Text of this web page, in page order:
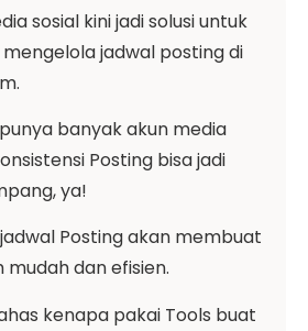
sosial kini jadi solusi untuk
jadwal posting di
banyak akun media
Posting bisa jadi
ya!
Posting akan membuat
mudah dan efisien.
kenapa pakai Tools buat